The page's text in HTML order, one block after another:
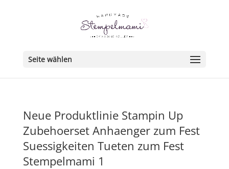
Seite wählen
Neue Produktlinie Stampin Up
Zubehoerset Anhaenger zum Fest
Suessigkeiten Tueten zum Fest
Stempelmami 1